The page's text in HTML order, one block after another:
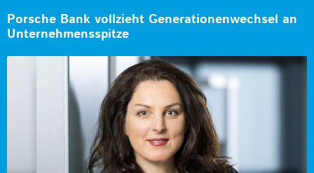
Porsche Bank vollzieht Generationenwechsel an
Unternehmensspitze